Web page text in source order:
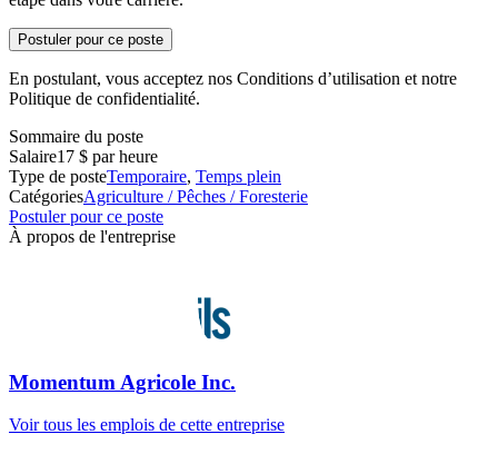
Postuler pour ce poste
En postulant, vous acceptez nos Conditions d’utilisation et notre
Politique de confidentialité.
Sommaire du poste
Salaire17 $ par heure
Type de posteTemporaire, Temps plein
CatégoriesAgriculture / Pêches / Foresterie
Postuler pour ce poste
À propos de l'entreprise
Momentum Agricole Inc.
Voir tous les emplois de cette entreprise